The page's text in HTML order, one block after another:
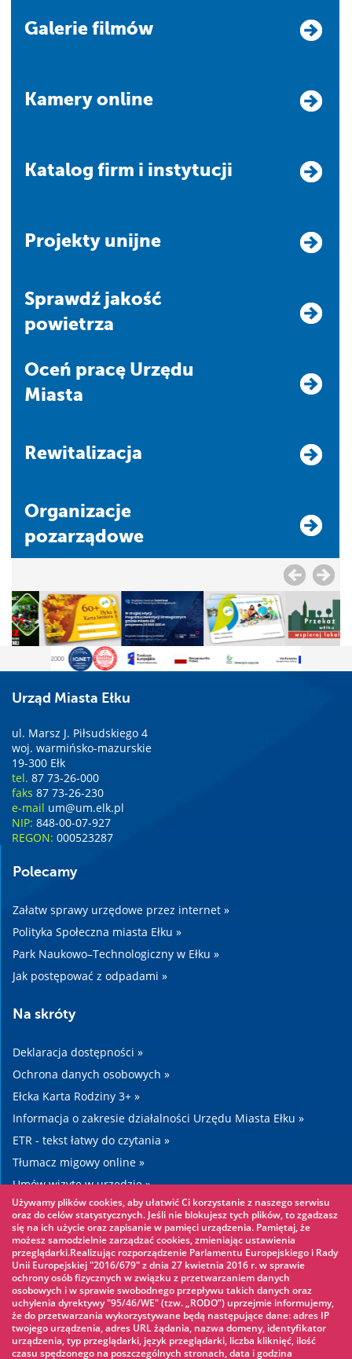
Galerie filmów
Kamery online
Katalog firm i instytucji
Projekty unijne
Sprawdź jakość
powietrza
Oceń pracę Urzędu
Miasta
Rewitalizacja
Organizacje
pozarządowe
Urząd Miasta Ełku
ul. Marsz J. Piłsudskiego 4
woj. warmińsko-mazurskie
19-300 Ełk
tel. 87 73-26-000
faks 87 73-26-230
e-mail um@um.elk.pl
NIP: 848-00-07-927
REGON: 000523287
Polecamy
Załatw sprawy urzędowe przez internet »
Polityka Społeczna miasta Ełku »
Park Naukowo–Technologiczny w Ełku »
Jak postępować z odpadami »
Na skróty
Deklaracja dostępności »
Ochrona danych osobowych »
Ełcka Karta Rodziny 3+ »
Informacja o zakresie działalności Urzędu Miasta Ełku »
ETR - tekst łatwy do czytania »
Tłumacz migowy online »
Umów wizytę w urzędzie »
Drogi »
Warto zobaczyć
Park linowy »
Park Wodny »
Lodowisko »
KINOECK »
Używamy plików cookies, aby ułatwić Ci korzystanie z naszego serwisu
oraz do celów statystycznych. Jeśli nie blokujesz tych plików, to zgadzasz
się na ich użycie oraz zapisanie w pamięci urządzenia. Pamiętaj, że
możesz samodzielnie zarządzać cookies, zmieniając ustawienia
przeglądarki.Realizując rozporządzenie Parlamentu Europejskiego i Rady
Unii Europejskiej "2016/679" z dnia 27 kwietnia 2016 r. w sprawie
ochrony osób fizycznych w związku z przetwarzaniem danych
osobowych i w sprawie swobodnego przepływu takich danych oraz
uchylenia dyrektywy "95/46/WE" (tzw. „RODO”) uprzejmie informujemy,
że do przetwarzania wykorzystywane będą następujące dane: adres IP
twojego urządzenia, adres URL żądania, nazwa domeny, identyfikator
urządzenia, typ przeglądarki, język przeglądarki, liczba kliknięć, ilość
czasu spędzonego na poszczególnych stronach, data i godzina